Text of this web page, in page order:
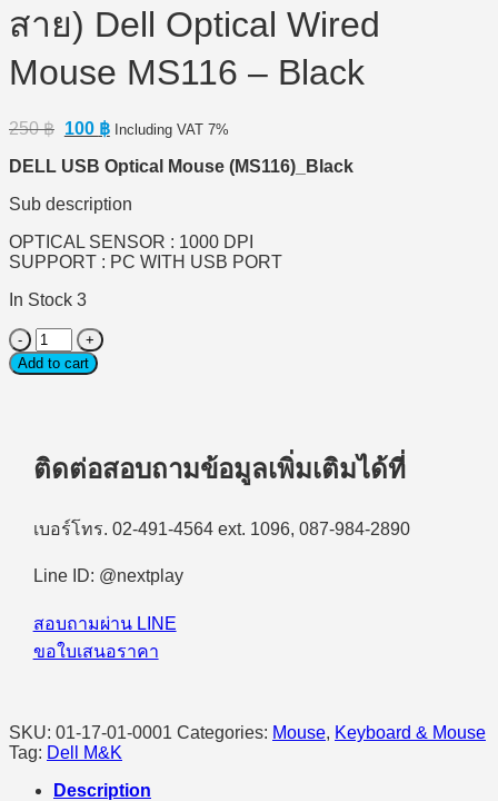
สาย) Dell Optical Wired
Mouse MS116 – Black
250฿ Original
was:
100 ฿Current
is:
Including VAT 7%
DELL USB Optical Mouse (MS116)_Black
Sub description
OPTICAL SENSOR : 1000 DPI
SUPPORT : PC WITH USB PORT
In Stock 3
Wired
Mouse
(เมาส์
สาย)
Wired
MS116
-
quantity
Add to cart
ติดต่อสอบถามข้อมูลเพิ่มเติมได้ที่
เบอร์โทร. 02-491-4564 ext. 1096, 087-984-2890
Line ID: @nextplay
สอบถามผ่าน LINE
ขอใบเสนอราคา
SKU: 01-17-01-0001 Categories: Mouse, Keyboard & Mouse
Tag: Dell M&K
Description